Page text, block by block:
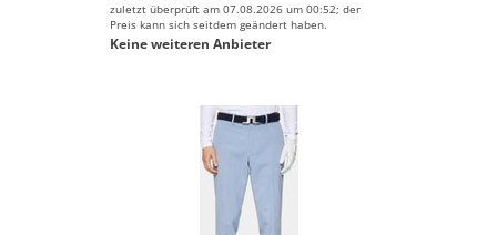
zuletzt überprüft am 07.08.2026 um 00:52; der
Preis kann sich seitdem geändert haben.
Keine weiteren Anbieter